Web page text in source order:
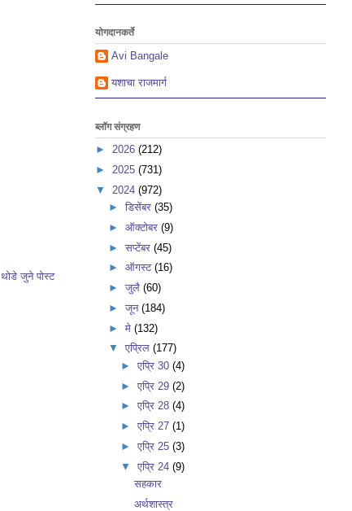
थोडे जुने पोस्ट
योगदानकर्ते
Avi Bangale
यशाचा राजमार्ग
ब्लॉग संग्रहण
► 2026 (212)
► 2025 (731)
▼ 2024 (972)
► डिसेंबर (35)
► ऑक्टोबर (9)
► सप्टेंबर (45)
► ऑगस्ट (16)
► जुलै (60)
► जून (184)
► मे (132)
▼ एप्रिल (177)
►एप्रि 30(4)
►एप्रि 29(2)
►एप्रि 28(4)
►एप्रि 27(1)
►एप्रि 25(3)
▼एप्रि 24(9)
सहकार
अर्थशास्त्र